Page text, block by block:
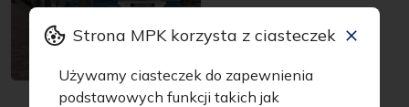
Strona MPK korzysta z ciasteczek
Używamy ciasteczek do zapewnienia
podstawowych funkcji takich jak